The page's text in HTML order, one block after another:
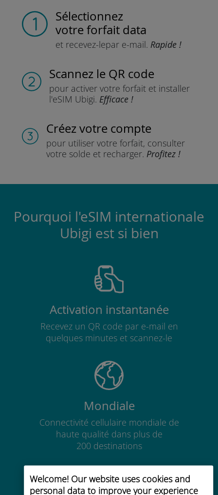
Welcome! Our website uses cookies and
personal data to improve your experience
Sélectionnez
votre forfait data
et recevez-lepar e-mail. Rapide !
Scannez le QR code
pour activer votre forfaitet installer
l'eSIM Ubigi. Efficace !
Créez votre compte
pour utiliser votre forfait, consulter
votre solde et recharger. Profitez !
Pourquoi l'eSIM internationale
Ubigi est si bien
Activation instantanée
Recevez un QR code par e-mail en
quelques minutes et scannez-le
Mondiale
Connectivité cellulaire mondiale de
haute qualité dans plus de
200 destinations